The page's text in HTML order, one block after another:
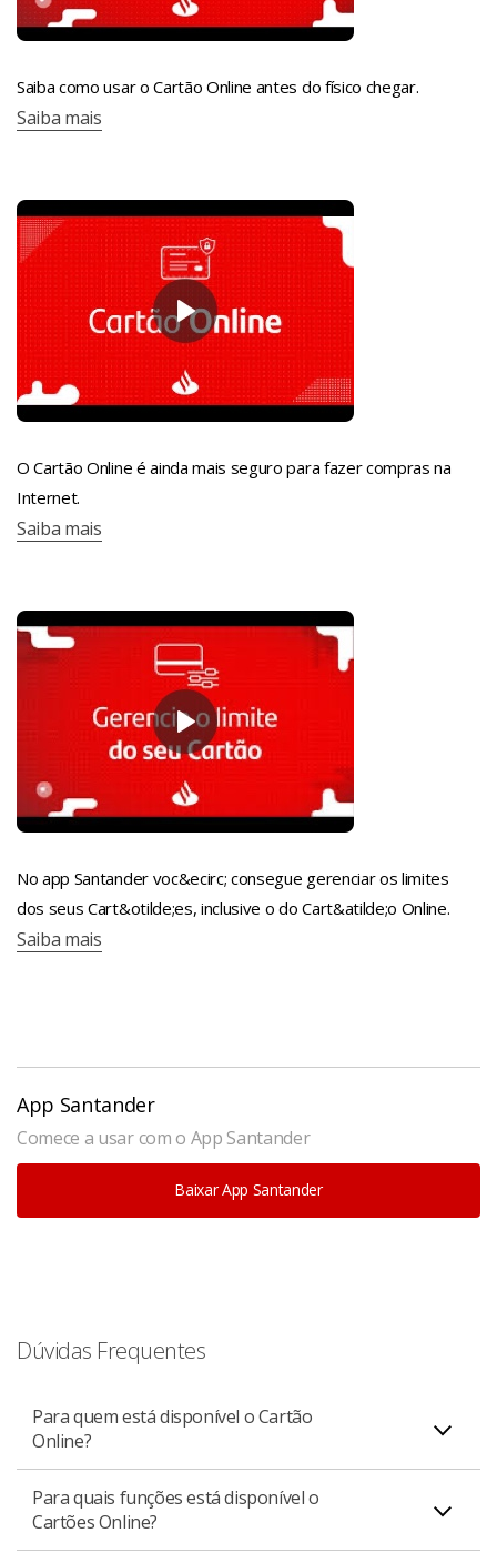
Saiba como usar o Cartão Online antes do físico chegar.
Saiba mais
O Cartão Online é ainda mais seguro para fazer compras na
Internet.
Saiba mais
No app Santander voc&ecirc; consegue gerenciar os limites
dos seus Cart&otilde;es, inclusive o do Cart&atilde;o Online.
Saiba mais
App Santander
Comece a usar com o App Santander
Baixar App Santander
Dúvidas Frequentes
Para quem está disponível o Cartão
Online?
Está disponível para todos os clientes pessoa física
titulares e adicionais de um Cartão Santander, e PJ
Para quais funções está disponível o
Cartões Online?